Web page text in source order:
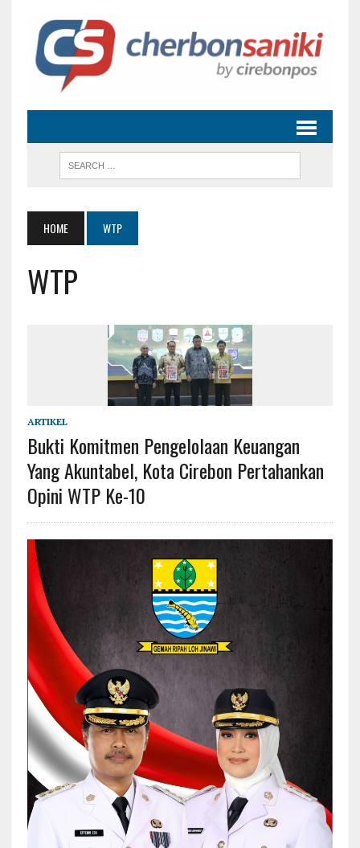
HOME WTP
WTP
ARTIKEL
Bukti Komitmen Pengelolaan Keuangan
Yang Akuntabel, Kota Cirebon Pertahankan
Opini WTP Ke-10